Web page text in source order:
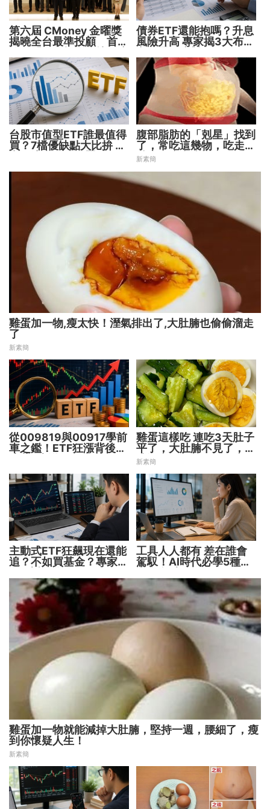
第六屆 CMoney 金曜獎
揭曉全台最準投顧 首度
用 助攻投顧、投信打造
下一代
債券ETF還能抱嗎？升息
風險升高 專家揭3大布局
台股市值型ETF誰最值得
買？7檔優缺點大比拚 找
腹部脂肪的「剋星」找到
了，常吃這幾物，吃走大
肚囊，瘦出小蠻腰
新素簡
雞蛋加一物,瘦太快！溼氣排出了,大肚腩也偷偷溜走
了
新素簡
從009819與00917學前
車之鑑！ETF狂漲背後
雞蛋這樣吃 連吃3天肚子
平了，大肚腩不見了，脂
肪沒了！
新素簡
主動式ETF狂飆現在還能
追？不如買基金？專家親
工具人人都有 差在誰會
駕馭！AI時代必學5種能
雞蛋加一物就能減掉大肚腩，堅持一週，腰細了，瘦
到你懷疑人生！
新素簡